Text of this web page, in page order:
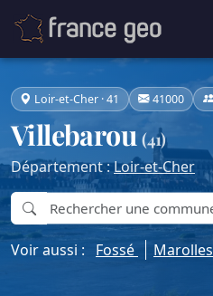
Loir-et-Cher · 41 41000
Villebarou(41)
Département :Loir-et-Cher
Voir aussi : Fossé Marolles